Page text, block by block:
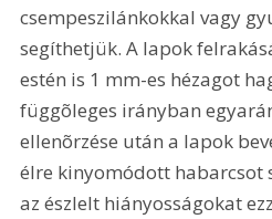
csempeszilánkokkal vagy
segíthetjük. A lapok
estén is 1 mm-es hézagot
függõleges irányban
ellenõrzése után a lapok
élre kinyomódott habarcsot
az észlelt hiányosságokat